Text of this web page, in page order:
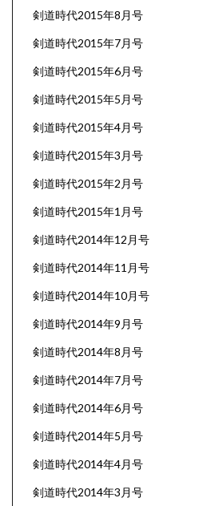
剣道時代2015年8月号
剣道時代2015年7月号
剣道時代2015年6月号
剣道時代2015年5月号
剣道時代2015年4月号
剣道時代2015年3月号
剣道時代2015年2月号
剣道時代2015年1月号
剣道時代2014年12月号
剣道時代2014年11月号
剣道時代2014年10月号
剣道時代2014年9月号
剣道時代2014年8月号
剣道時代2014年7月号
剣道時代2014年6月号
剣道時代2014年5月号
剣道時代2014年4月号
剣道時代2014年3月号